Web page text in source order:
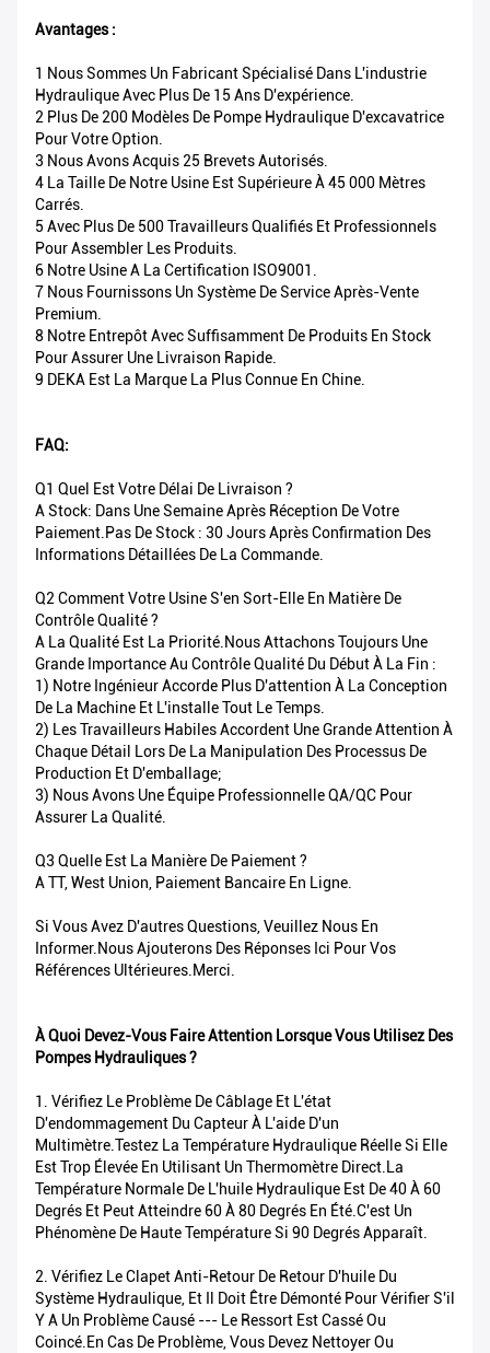
Avantages :
1 Nous Sommes Un Fabricant Spécialisé Dans L'industrie
Hydraulique Avec Plus De 15 Ans D'expérience.
2 Plus De 200 Modèles De Pompe Hydraulique D'excavatrice
Pour Votre Option.
3 Nous Avons Acquis 25 Brevets Autorisés.
4 La Taille De Notre Usine Est Supérieure À 45 000 Mètres
Carrés.
5 Avec Plus De 500 Travailleurs Qualifiés Et Professionnels
Pour Assembler Les Produits.
6 Notre Usine A La Certification ISO9001.
7 Nous Fournissons Un Système De Service Après-Vente
Premium.
8 Notre Entrepôt Avec Suffisamment De Produits En Stock
Pour Assurer Une Livraison Rapide.
9 DEKA Est La Marque La Plus Connue En Chine.
FAQ:
Q1 Quel Est Votre Délai De Livraison ?
A Stock: Dans Une Semaine Après Réception De Votre
Paiement.Pas De Stock : 30 Jours Après Confirmation Des
Informations Détaillées De La Commande.
Q2 Comment Votre Usine S'en Sort-Elle En Matière De
Contrôle Qualité ?
A La Qualité Est La Priorité.Nous Attachons Toujours Une
Grande Importance Au Contrôle Qualité Du Début À La Fin :
1) Notre Ingénieur Accorde Plus D'attention À La Conception
De La Machine Et L'installe Tout Le Temps.
2) Les Travailleurs Habiles Accordent Une Grande Attention À
Chaque Détail Lors De La Manipulation Des Processus De
Production Et D'emballage;
3) Nous Avons Une Équipe Professionnelle QA/QC Pour
Assurer La Qualité.
Q3 Quelle Est La Manière De Paiement ?
A TT, West Union, Paiement Bancaire En Ligne.
Si Vous Avez D'autres Questions, Veuillez Nous En
Informer.Nous Ajouterons Des Réponses Ici Pour Vos
Références Ultérieures.Merci.
À Quoi Devez-Vous Faire Attention Lorsque Vous Utilisez Des
Pompes Hydrauliques ?
1. Vérifiez Le Problème De Câblage Et L'état
D'endommagement Du Capteur À L'aide D'un
Multimètre.Testez La Température Hydraulique Réelle Si Elle
Est Trop Élevée En Utilisant Un Thermomètre Direct.La
Température Normale De L'huile Hydraulique Est De 40 À 60
Degrés Et Peut Atteindre 60 À 80 Degrés En Été.C'est Un
Phénomène De Haute Température Si 90 Degrés Apparaît.
2. Vérifiez Le Clapet Anti-Retour De Retour D'huile Du
Système Hydraulique, Et Il Doit Être Démonté Pour Vérifier S'il
Y A Un Problème Causé --- Le Ressort Est Cassé Ou
Coincé.En Cas De Problème, Vous Devez Nettoyer Ou